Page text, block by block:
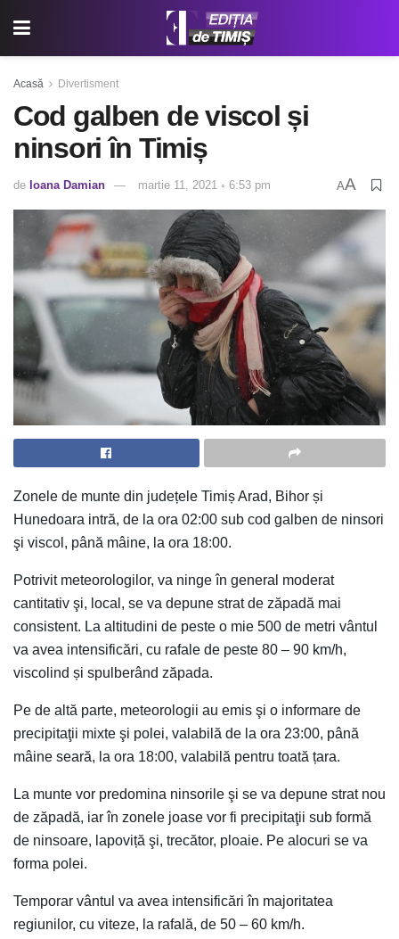
Acasă Divertisment
Cod galben de viscol și
ninsori în Timiș
de Ioana Damian martie 11, 2021 ◦ 6:53 pm AA
Zonele de munte din județele Timiș Arad, Bihor și
Hunedoara intră, de la ora 02:00 sub cod galben de ninsori
şi viscol, până mâine, la ora 18:00.
Potrivit meteorologilor, va ninge în general moderat
cantitativ şi, local, se va depune strat de zăpadă mai
consistent. La altitudini de peste o mie 500 de metri vântul
va avea intensificări, cu rafale de peste 80 – 90 km/h,
viscolind și spulberând zăpada.
Pe de altă parte, meteorologii au emis şi o informare de
precipitaţii mixte şi polei, valabilă de la ora 23:00, până
mâine seară, la ora 18:00, valabilă pentru toată țara.
La munte vor predomina ninsorile şi se va depune strat nou
de zăpadă, iar în zonele joase vor fi precipitaţii sub formă
de ninsoare, lapoviță şi, trecător, ploaie. Pe alocuri se va
forma polei.
Temporar vântul va avea intensificări în majoritatea
regiunilor, cu viteze, la rafală, de 50 – 60 km/h.